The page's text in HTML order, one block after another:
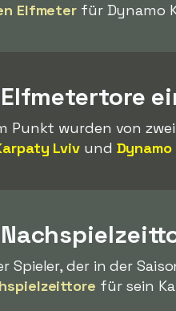
Elfmeter für Dynamo
Punkt wurden von
Lviv und Dynamo
Spieler, der in der
für sein